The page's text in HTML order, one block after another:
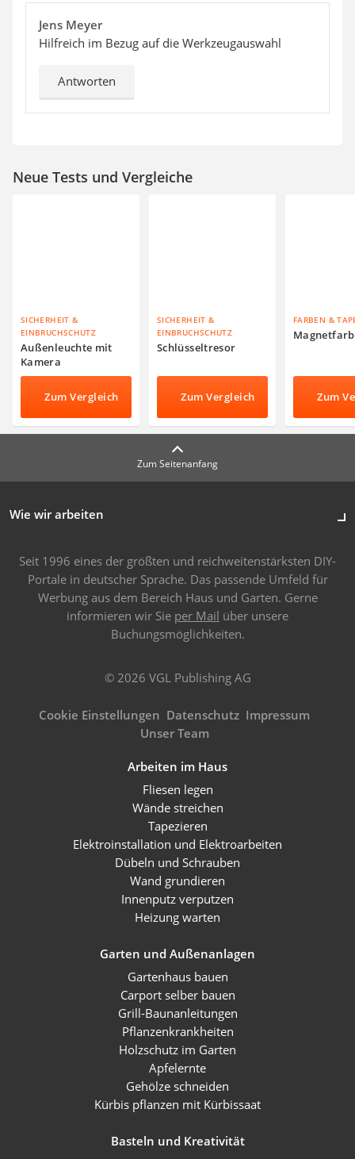
Jens Meyer
Hilfreich im Bezug auf die Werkzeugauswahl
Antworten
Neue Tests und Vergleiche
SICHERHEIT &
EINBRUCHSCHUTZ
Außenleuchte mit
Kamera
Zum Vergleich
SICHERHEIT &
EINBRUCHSCHUTZ
Schlüsseltresor
Zum Vergleich
FARBEN &
Zum
Zum Seitenanfang
Wie wir arbeiten
Seit 1996 eines der größten und reichweitenstärksten DIY-
Portale in deutscher Sprache. Das passende Umfeld für
Werbung aus dem Bereich Haus und Garten. Gerne
informieren wir Sie per Mail über unsere
Buchungsmöglichkeiten.
© 2026 VGL Publishing AG
Cookie Einstellungen Datenschutz Impressum
Unser Team
Arbeiten im Haus
Fliesen legen
Wände streichen
Tapezieren
Elektroinstallation und Elektroarbeiten
Dübeln und Schrauben
Wand grundieren
Innenputz verputzen
Heizung warten
Garten und Außenanlagen
Gartenhaus bauen
Carport selber bauen
Grill-Baunanleitungen
Pflanzenkrankheiten
Holzschutz im Garten
Apfelernte
Gehölze schneiden
Kürbis pflanzen mit Kürbissaat
Basteln und Kreativität